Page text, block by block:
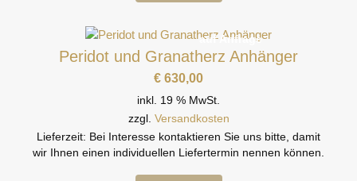
auf Anfrage
Peridot und Granatherz Anhänger
€ 630,00
inkl. 19 % MwSt.
zzgl. Versandkosten
Lieferzeit: Bei Interesse kontaktieren Sie uns bitte, damit
wir Ihnen einen individuellen Liefertermin nennen können.